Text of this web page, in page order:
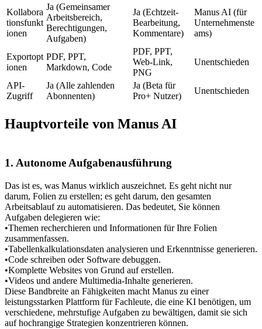
Kollabora
tionsfunkt
ionen
Ja (Gemeinsamer
Arbeitsbereich,
Berechtigungen,
Aufgaben)
Ja (Echtzeit-
Bearbeitung,
Kommentare)
Manus AI (für
Unternehmenste
ams)
Exportopt
ionen
PDF, PPT,
Markdown, Code
PDF, PPT,
Web-Link,
PNG
Unentschieden
API-
Zugriff
Ja (Alle zahlenden
Abonnenten)
Ja (Beta für
Pro+ Nutzer)
Unentschieden
Hauptvorteile von Manus AI
1. Autonome Aufgabenausführung
Das ist es, was Manus wirklich auszeichnet. Es geht nicht nur
darum, Folien zu erstellen; es geht darum, den gesamten
Arbeitsablauf zu automatisieren. Das bedeutet, Sie können
Aufgaben delegieren wie:
•Themen recherchieren und Informationen für Ihre Folien
zusammenfassen.
•Tabellenkalkulationsdaten analysieren und Erkenntnisse generieren.
•Code schreiben oder Software debuggen.
•Komplette Websites von Grund auf erstellen.
•Videos und andere Multimedia-Inhalte generieren.
Diese Bandbreite an Fähigkeiten macht Manus zu einer
leistungsstarken Plattform für Fachleute, die eine KI benötigen, um
verschiedene, mehrstufige Aufgaben zu bewältigen, damit sie sich
auf hochrangige Strategien konzentrieren können.